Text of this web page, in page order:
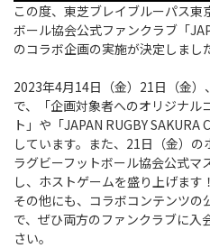
地域貢献活動
パートナーシ
この度、東芝ブレイブルーパス東
ボール協会公式ファンクラブ「
のコラボ企画の実施が決定しまし
2023年4月14日（金）21日（金
で、「企画対象者へのオリジナル
ト」や「JAPAN RUGBY
しています。また、21日（金）
ラグビーフットボール協会公式マ
し、ホストゲームを盛り上げます！
その他にも、コラボコンテンツの
で、ぜひ両方のファンクラブに入
さい。